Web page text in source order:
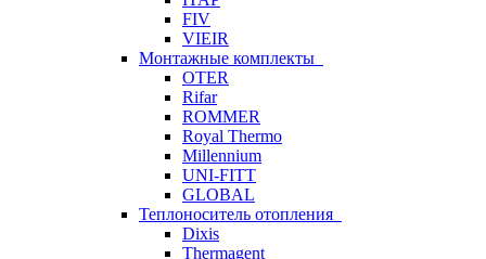
FIV
VIEIR
Монтажные комплекты
OTER
Rifar
ROMMER
Royal Thermo
Millennium
UNI-FITT
GLOBAL
Теплоноситель отопления
Dixis
Thermagent